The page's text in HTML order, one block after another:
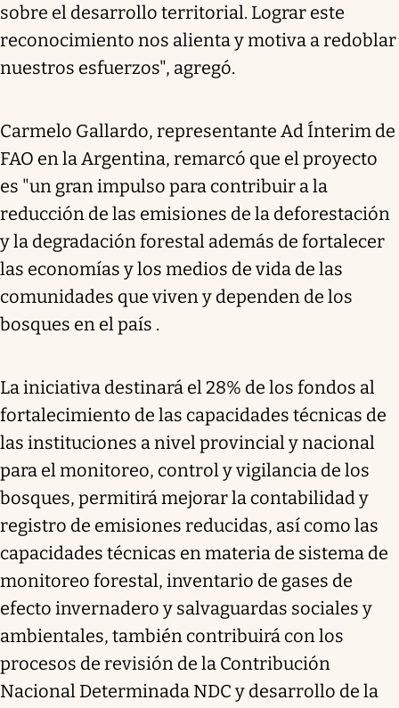
sobre el desarrollo territorial. Lograr este
reconocimiento nos alienta y motiva a redoblar
nuestros esfuerzos", agregó.
Carmelo Gallardo, representante Ad Ínterim de
FAO en la Argentina, remarcó que el proyecto
es "un gran impulso para contribuir a la
reducción de las emisiones de la deforestación
y la degradación forestal además de fortalecer
las economías y los medios de vida de las
comunidades que viven y dependen de los
bosques en el país .
La iniciativa destinará el 28% de los fondos al
fortalecimiento de las capacidades técnicas de
las instituciones a nivel provincial y nacional
para el monitoreo, control y vigilancia de los
bosques, permitirá mejorar la contabilidad y
registro de emisiones reducidas, así como las
capacidades técnicas en materia de sistema de
monitoreo forestal, inventario de gases de
efecto invernadero y salvaguardas sociales y
ambientales, también contribuirá con los
procesos de revisión de la Contribución
Nacional Determinada NDC y desarrollo de la